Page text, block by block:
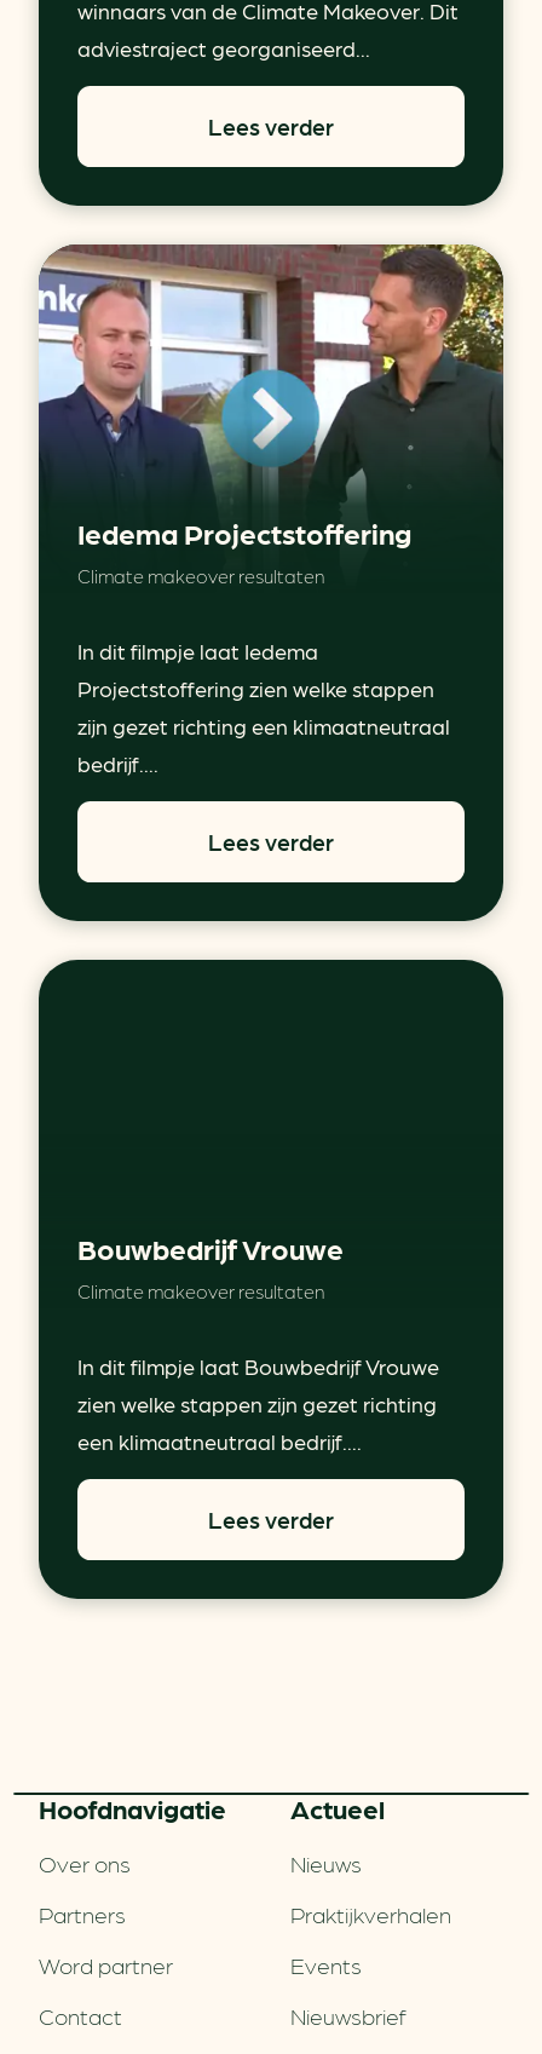
winnaars van de Climate Makeover. Dit
adviestraject georganiseerd...
Lees verder
Iedema Projectstoffering
Climate makeover resultaten
In dit filmpje laat Iedema
Projectstoffering zien welke stappen
zijn gezet richting een klimaatneutraal
bedrijf....
Lees verder
Bouwbedrijf Vrouwe
Climate makeover resultaten
In dit filmpje laat Bouwbedrijf Vrouwe
zien welke stappen zijn gezet richting
een klimaatneutraal bedrijf....
Lees verder
Hoofd­navigatie
Over ons
Partners
Word partner
Contact
Actueel
Nieuws
Praktijkverhalen
Events
Nieuwsbrief